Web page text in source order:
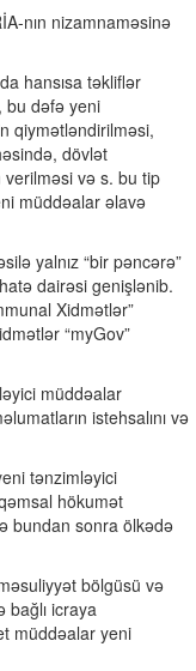
nın nizamnaməsinə
hansısa təkliflər
bu dəfə yeni
qiymətləndirilməsi,
dövlət
verilməsi və s. bu tip
müddəalar əlavə
yalnız “bir pəncərə”
dairəsi genişlənib.
Xidmətlər”
“myGov”
müddəalar
istehsalını və
tənzimləyici
hökumət
bundan sonra ölkədə
bölgüsü və
bağlı icraya
müddəalar yeni